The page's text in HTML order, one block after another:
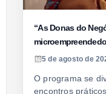
“As Donas do
5 de agosto de
O programa se
encontros